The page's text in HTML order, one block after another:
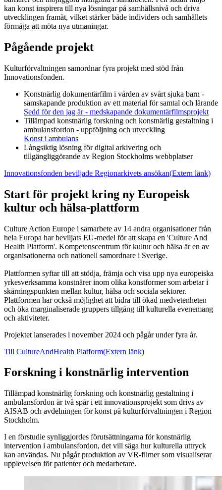
kan konst inspirera till nya lösningar på samhällsnivå och driva
utvecklingen framåt, vilket stärker både individers och samhällets
förmåga att möta nya utmaningar.
Pågående projekt
Kulturförvaltningen samordnar fyra projekt med stöd från
Innovationsfonden.
Konstnärlig dokumentärfilm i vården av svårt sjuka barn -
samskapande produktion av ett material för samtal och lärande
Sedd för den jag är - medskapande dokumentärfilmsprojekt
Tillämpad konstnärlig forskning och konstnärlig gestaltning i
ambulansfordon - uppföljning och utveckling
Konst i ambulans
Långsiktig lösning för digital arkivering och
tillgängliggörande av Region Stockholms webbplatser
Innovationsfonden beviljade Regionarkivets ansökan(Extern länk)
Start för projekt kring ny Europeisk
kultur och hälsa-plattform
Culture Action Europe i samarbete av 14 andra organisationer från
hela Europa har beviljats EU-medel för att skapa en 'Culture And
Health Platform'. Kompetenscentrum för kultur och hälsa är en av
organisationerna och nationell samordnare i Sverige.
Plattformen syftar till att stödja, främja och visa upp nya europeiska
yrkesverksamma konstnärer inom olika konstformer som arbetar i
skärningspunkten mellan kultur, hälsa och sociala sektorer.
Plattformen har också möjlighet att bidra till ökad medvetenheten
och öka marginaliserade gruppers tillgång till kulturella evenemang
och aktiviteter.
Projektet lanserades i november 2024 och pågår under fyra år.
Till CultureAndHealth Platform(Extern länk)
Forskning i konstnärlig intervention
Tillämpad konstnärlig forskning och konstnärlig gestaltning i
ambulansfordon är två spår i ett innovationsprojekt som drivs av
AISAB och avdelningen för konst på kulturförvaltningen i Region
Stockholm.
I en förstudie synliggjordes förutsättningarna för konstnärlig
intervention i ambulansfordon, det vill säga hur kulturella uttryck
kan användas. Nu pågår produktion av VR-filmer som visualiserar
upplevelsen för patienter och medarbetare.